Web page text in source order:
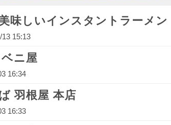
味しいインスタントラーメン
13 15:13
ニ屋
16:34
羽根屋 本店
16:33